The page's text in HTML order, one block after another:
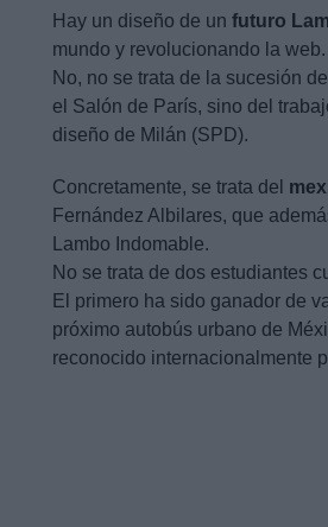
Hay un diseño de un futuro
mundo y revolucionando la web.
No, no se trata de la sucesión
el Salón de París, sino del
diseño de Milán (SPD).
Concretamente, se trata del
Fernández Albilares, que
Lambo Indomable.
No se trata de dos estudiantes
El primero ha sido ganador de
próximo autobús urbano de
reconocido internacionalmente